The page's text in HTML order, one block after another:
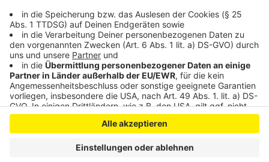
Anzeige
Anzeige